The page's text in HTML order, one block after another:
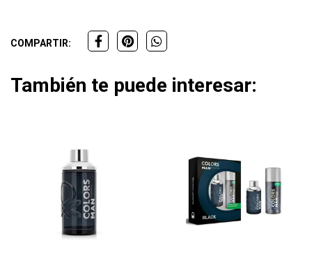
COMPARTIR:
También te puede interesar: